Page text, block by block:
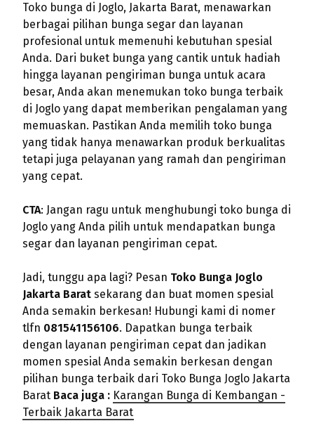
Toko bunga di Joglo, Jakarta Barat, menawarkan
berbagai pilihan bunga segar dan layanan
profesional untuk memenuhi kebutuhan spesial
Anda. Dari buket bunga yang cantik untuk hadiah
hingga layanan pengiriman bunga untuk acara
besar, Anda akan menemukan toko bunga terbaik
di Joglo yang dapat memberikan pengalaman yang
memuaskan. Pastikan Anda memilih toko bunga
yang tidak hanya menawarkan produk berkualitas
tetapi juga pelayanan yang ramah dan pengiriman
yang cepat.
CTA: Jangan ragu untuk menghubungi toko bunga di
Joglo yang Anda pilih untuk mendapatkan bunga
segar dan layanan pengiriman cepat.
Jadi, tunggu apa lagi? Pesan Toko Bunga Joglo
Jakarta Barat sekarang dan buat momen spesial
Anda semakin berkesan! Hubungi kami di nomer
tlfn 081541156106. Dapatkan bunga terbaik
dengan layanan pengiriman cepat dan jadikan
momen spesial Anda semakin berkesan dengan
pilihan bunga terbaik dari Toko Bunga Joglo Jakarta
Barat Baca juga : Karangan Bunga di Kembangan -
Terbaik Jakarta Barat